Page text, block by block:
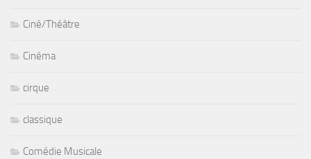
Ciné/Théâtre
Cinéma
cirque
classique
Comédie Musicale